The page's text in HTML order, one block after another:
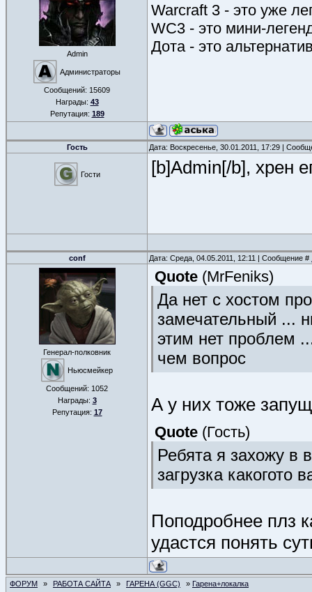
Admin
Администраторы
Сообщений: 15609
Награды: 43
Репутация: 189
Warcraft 3 - это уже
WC3 - это мини-
Дота - это
Гость Дата: Воскресенье, 30.01.2011, 17:29 |
Гости [b]Admin[/b], хрен
conf Дата: Среда, 04.05.2011, 12:11 | Сообщение #
Генерал-полковник
Ньюсмейкер
Сообщений: 1052
Награды: 3
Репутация: 17
Quote (MrFeniks)
Да нет с хостом
замечательный ...
этим нет проблем
чем вопрос
А у них тоже
Quote (Гость)
Ребята я захожу в
загрузка какогото
Поподробнее плз
удастся понять
ФОРУМ » РАБОТА САЙТА » ГАРЕНА (GGC) » Гарена+локалка